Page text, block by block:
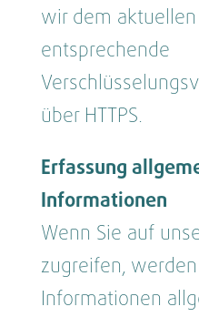
wir dem aktuellen
entsprechende
über HTTPS.
Erfassung
Informationen
Wenn Sie auf
zugreifen,
Informationen